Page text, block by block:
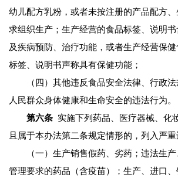
幼儿配方乳粉，或者未按注册的产品配方
求组织生产；生产经营的食品标签、说明
及疾病预防、治疗功能，或者生产经营保
标签、说明书声称具有保健功能；
（四）其他违反食品安全法律、行政法
人民群众身体健康和生命安全的违法行为。
第六条 实施下列药品、医疗器械、化
且属于本办法第二条规定情形的，列入严重
（一）生产销售假药、劣药；违法生产
管理要求的药品（含疫苗）；生产、进口